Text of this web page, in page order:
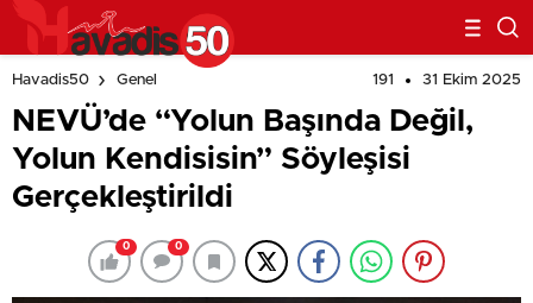
Havadis50 Genel 191 31 Ekim 2025
NEVÜ’de “Yolun Başında Değil,
Yolun Kendisisin” Söyleşisi
Gerçekleştirildi
0 0